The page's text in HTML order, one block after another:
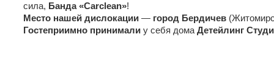
сила, Банда «Carclean»!
Место нашей дислокации — город Бердичев
Гостеприимно принимали у себя дома Детейлинг